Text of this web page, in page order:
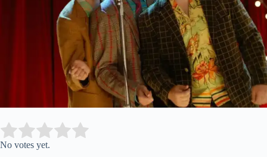
Rate this item:
No votes yet.